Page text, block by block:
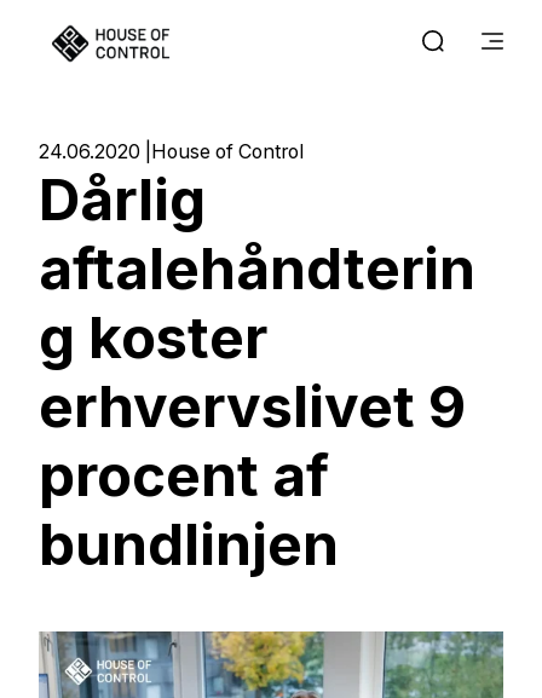
24.06.2020 House of Control
Dårlig
aftalehåndterin
g koster
erhvervslivet 9
procent af
bundlinjen